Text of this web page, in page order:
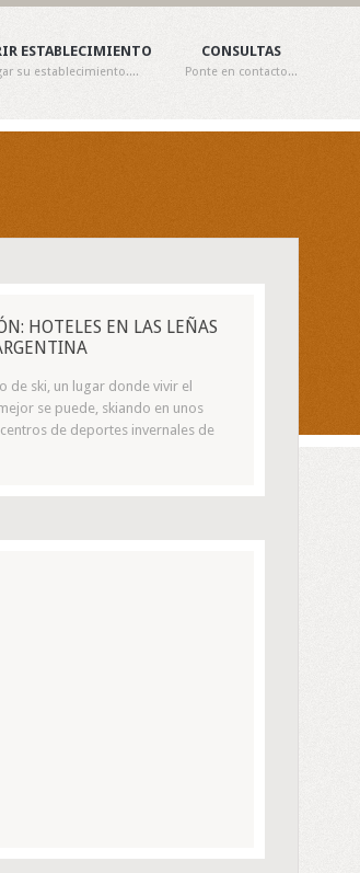
ESTABLECIMIENTO
su establecimiento....
CONSULTAS
Ponte en contacto...
HOTELES EN LAS LEÑAS
de ski, un lugar donde vivir el
se puede, skiando en unos
de deportes invernales de